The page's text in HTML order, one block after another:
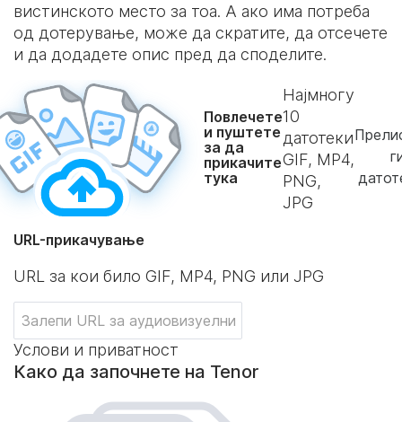
вистинското место за тоа. А ако има потреба
од дотерување, може да скратите, да отсечете
и да додадете опис пред да споделите.
Повлечете
и пуштете
за да
прикачите
тука
Најмногу
10
датотеки
GIF, MP4,
PNG,
JPG
URL-прикачување
URL за кои било GIF, MP4, PNG или JPG
Услови и приватност
Како да започнете на Tenor